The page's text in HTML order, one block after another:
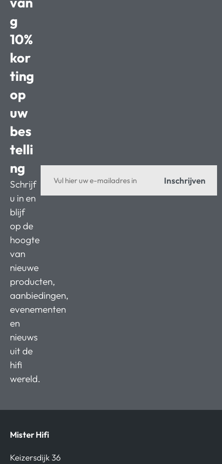
g
10%
kor
ting
op
uw
bes
telli
ng
Schrijf
u in en
blijf
op de
hoogte
van
nieuwe
producten,
aanbiedingen,
evenementen
en
nieuws
uit de
hifi
wereld.
Inschrijven
Mister Hifi
Keizersdijk 36